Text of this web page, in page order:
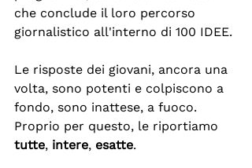
che conclude il loro percorso
giornalistico all'interno di 100 IDEE.
Le risposte dei giovani, ancora una
volta, sono potenti e colpiscono a
fondo, sono inattese, a fuoco.
Proprio per questo, le riportiamo
tutte, intere, esatte.